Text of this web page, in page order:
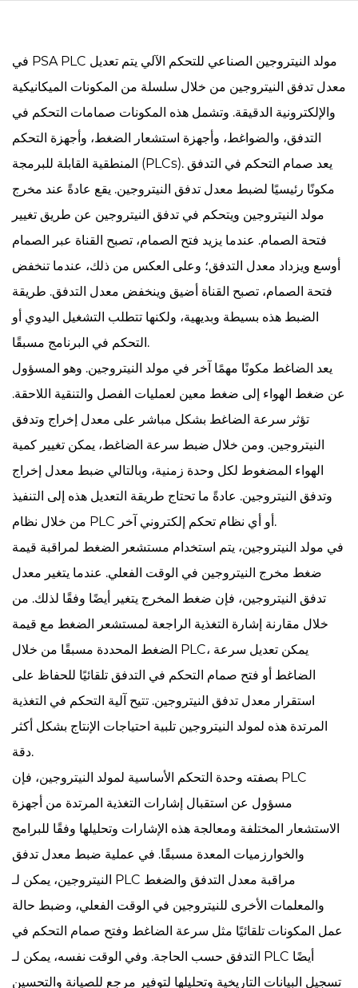
PSA PLC مولد النيتروجين الصناعي للتحكم الآلي يتم تعديل
معدل تدفق النيتروجين من خلال سلسلة من المكونات الميكانيكية
والإلكترونية الدقيقة. وتشمل هذه المكونات صمامات التحكم في
التدفق، والضواغط، وأجهزة استشعار الضغط، وأجهزة التحكم
المنطقية القابلة للبرمجة (PLCs). يعد صمام التحكم في التدفق
مكونًا رئيسيًا لضبط معدل تدفق النيتروجين. يقع عادةً عند مخرج
مولد النيتروجين ويتحكم في تدفق النيتروجين عن طريق تغيير
فتحة الصمام. عندما يزيد فتح الصمام، تصبح القناة عبر الصمام
أوسع ويزداد معدل التدفق؛ وعلى العكس من ذلك، عندما تنخفض
فتحة الصمام، تصبح القناة أضيق وينخفض ​​معدل التدفق. طريقة
الضبط هذه بسيطة وبديهية، ولكنها تتطلب التشغيل اليدوي أو
التحكم في البرنامج مسبقًا.
يعد الضاغط مكونًا مهمًا آخر في مولد النيتروجين. وهو المسؤول
عن ضغط الهواء إلى ضغط معين لعمليات الفصل والتنقية اللاحقة.
تؤثر سرعة الضاغط بشكل مباشر على معدل إخراج وتدفق
النيتروجين. ومن خلال ضبط سرعة الضاغط، يمكن تغيير كمية
الهواء المضغوط لكل وحدة زمنية، وبالتالي ضبط معدل إخراج
وتدفق النيتروجين. عادةً ما تحتاج طريقة التعديل هذه إلى التنفيذ
من خلال نظام PLC أو أي نظام تحكم إلكتروني آخر.
في مولد النيتروجين، يتم استخدام مستشعر الضغط لمراقبة قيمة
ضغط مخرج النيتروجين في الوقت الفعلي. عندما يتغير معدل
تدفق النيتروجين، فإن ضغط المخرج يتغير أيضًا وفقًا لذلك. من
خلال مقارنة إشارة التغذية الراجعة لمستشعر الضغط مع قيمة
الضغط المحددة مسبقًا من خلال PLC، يمكن تعديل سرعة
الضاغط أو فتح صمام التحكم في التدفق تلقائيًا للحفاظ على
استقرار معدل تدفق النيتروجين. تتيح آلية التحكم في التغذية
المرتدة هذه لمولد النيتروجين تلبية احتياجات الإنتاج بشكل أكثر
دقة.
بصفته وحدة التحكم الأساسية لمولد النيتروجين، فإن PLC
مسؤول عن استقبال إشارات التغذية المرتدة من أجهزة
الاستشعار المختلفة ومعالجة هذه الإشارات وتحليلها وفقًا للبرامج
والخوارزميات المعدة مسبقًا. في عملية ضبط معدل تدفق
النيتروجين، يمكن لـ PLC مراقبة معدل التدفق والضغط
والمعلمات الأخرى للنيتروجين في الوقت الفعلي، وضبط حالة
عمل المكونات تلقائيًا مثل سرعة الضاغط وفتح صمام التحكم في
التدفق حسب الحاجة. وفي الوقت نفسه، يمكن لـ PLC أيضًا
تسجيل البيانات التاريخية وتحليلها لتوفير مرجع للصيانة والتحسين